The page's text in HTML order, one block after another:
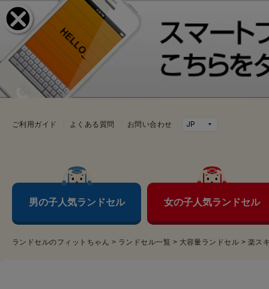
ご利用ガイド よくある質問 お問い合わせ
男の子人気ランドセル 女の子人気ランドセル
ランドセルのフィットちゃん > ランドセル一覧 > 大容量ランドセル > 楽ス